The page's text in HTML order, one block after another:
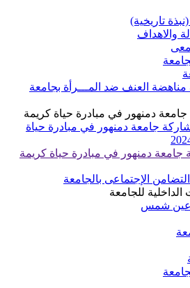
تاريخية)
والاهداف
مناهضة العنف ضد المـــرأة بجامعة
دمنهور في مبادرة حياة كريمة
جامعة دمنهور في مبادرة حياة
جامعة دمنهور في مبادرة حياة كريمة
الإجتماعى بالجامعة
الداخلية للجامعة
عين شمس